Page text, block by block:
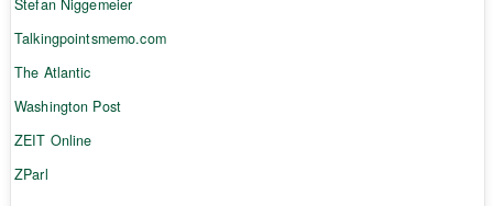
Stefan Niggemeier
Talkingpointsmemo.com
The Atlantic
Washington Post
ZEIT Online
ZParl